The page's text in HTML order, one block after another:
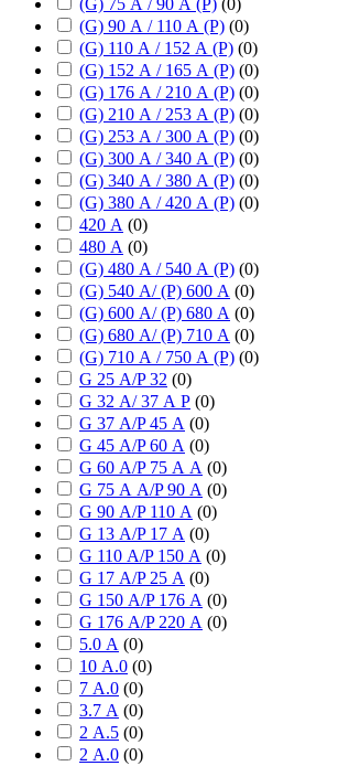
(G) 75 А / 90 А (P) (0)
(G) 90 А / 110 А (P) (0)
(G) 110 А / 152 А (P) (0)
(G) 152 А / 165 А (P) (0)
(G) 176 А / 210 А (P) (0)
(G) 210 А / 253 А (P) (0)
(G) 253 А / 300 А (P) (0)
(G) 300 А / 340 А (P) (0)
(G) 340 А / 380 А (P) (0)
(G) 380 А / 420 А (P) (0)
420 А (0)
480 А (0)
(G) 480 А / 540 А (P) (0)
(G) 540 А/ (P) 600 А (0)
(G) 600 А/ (P) 680 А (0)
(G) 680 А/ (P) 710 А (0)
(G) 710 А / 750 А (P) (0)
G 25 А/P 32 (0)
G 32 А/ 37 А P (0)
G 37 А/P 45 А (0)
G 45 А/P 60 А (0)
G 60 А/P 75 А А (0)
G 75 А А/P 90 А (0)
G 90 А/P 110 А (0)
G 13 А/P 17 А (0)
G 110 А/P 150 А (0)
G 17 А/P 25 А (0)
G 150 А/P 176 А (0)
G 176 А/P 220 А (0)
5.0 А (0)
10 А.0 (0)
7 А.0 (0)
3.7 А (0)
2 А.5 (0)
2 А.0 (0)